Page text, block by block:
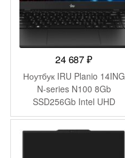
24 687₽
Ноутбук IRU Planio 14ING
N-series N100 8Gb
SSD256Gb Intel UHD
Graphics 14″ IPS FHD
(1920×1080) FreeDOS